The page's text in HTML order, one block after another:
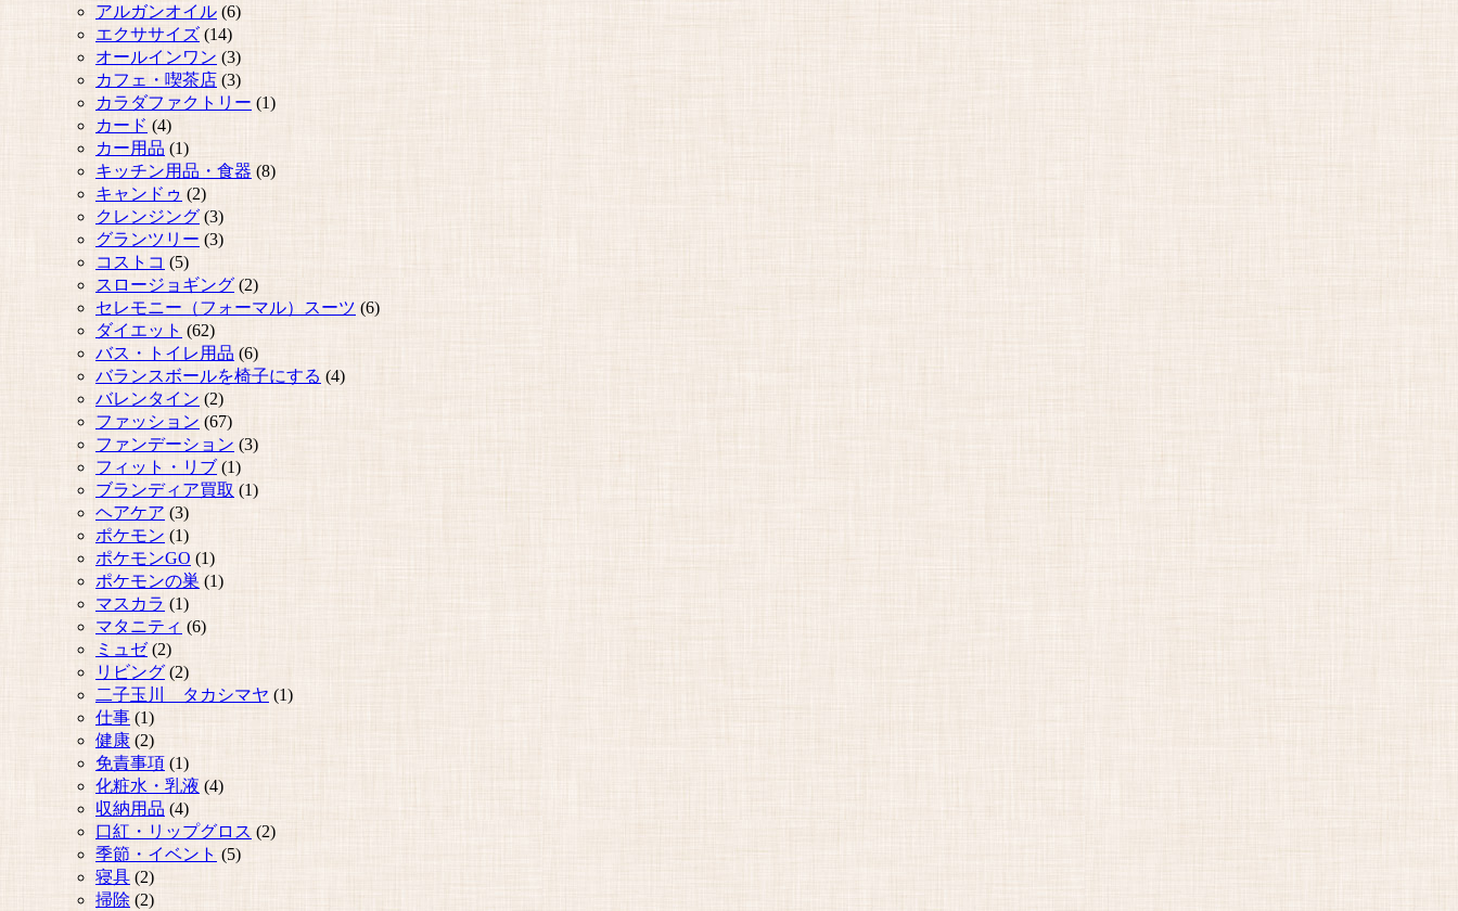
アルガンオイル (6)
エクササイズ (14)
オールインワン (3)
カフェ・喫茶店 (3)
カラダファクトリー (1)
カード (4)
カー用品 (1)
キッチン用品・食器 (8)
キャンドゥ (2)
クレンジング (3)
グランツリー (3)
コストコ (5)
スロージョギング (2)
セレモニー（フォーマル）スーツ (6)
ダイエット (62)
バス・トイレ用品 (6)
バランスボールを椅子にする (4)
バレンタイン (2)
ファッション (67)
ファンデーション (3)
フィット・リブ(1)
ブランディア買取 (1)
ヘアケア (3)
ポケモン (1)
ポケモンGO (1)
ポケモンの巣 (1)
マスカラ (1)
マタニティ (6)
ミュゼ(2)
リビング (2)
二子玉川 タカシマヤ (1)
仕事 (1)
健康 (2)
免責事項 (1)
化粧水・乳液 (4)
収納用品 (4)
口紅・リップグロス (2)
季節・イベント (5)
寝具 (2)
掃除 (2)